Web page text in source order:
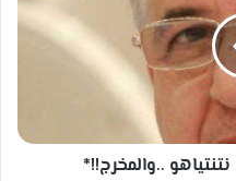
..والمخرج!!*